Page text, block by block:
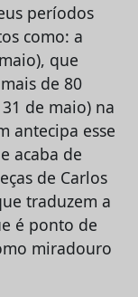
períodos
como: a
que
de 80
de maio) na
antecipa esse
acaba de
de Carlos
traduzem a
é ponto de
miradouro